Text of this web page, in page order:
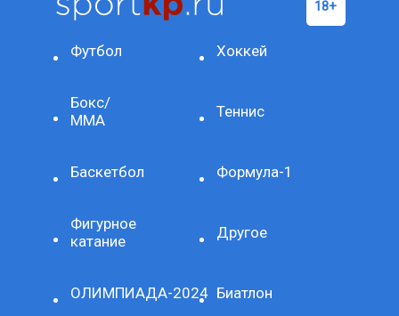
Футбол Хоккей
Бокс/
ММА
Теннис
Баскетбол Формула-1
Фигурное
катание
Другое
ОЛИМПИАДА-2024 Биатлон